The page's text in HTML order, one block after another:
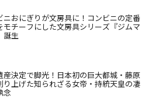
ニおにぎりが文房具に！コンビニの定番
モチーフにした文房具シリーズ『ジムマ
誕生
産決定で脚光！日本初の巨大都城・藤原
り上げた知られざる女帝・持統天皇の凄
念